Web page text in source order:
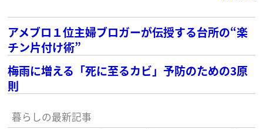
アメブロ１位主婦ブロガーが伝授する台所の“楽
チン片付け術”
梅雨に増える「死に至るカビ」予防のための3原
則
暮らしの最新記事